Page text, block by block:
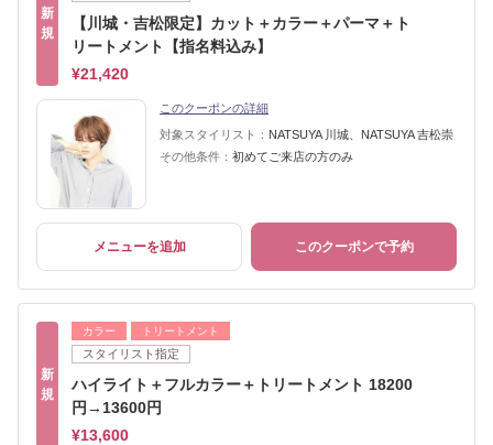
新
規
【川城・吉松限定】カット＋カラー＋パーマ＋ト
リートメント【指名料込み】
¥21,420
このクーポンの詳細
対象スタイリスト： NATSUYA 川城、NATSUYA 吉松崇
その他条件： 初めてご来店の方のみ
メニューを追加 このクーポンで予約
新
規
カラー トリートメント
スタイリスト指定
ハイライト＋フルカラー＋トリートメント 18200
円→13600円
¥13,600